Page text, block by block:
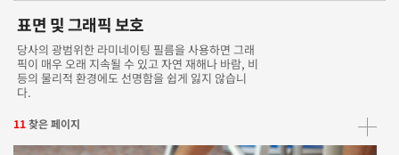
표면 및 그래픽 보호
당사의 광범위한 라미네이팅 필름을 사용하면 그래
픽이 매우 오래 지속될 수 있고 자연 재해나 바람, 비
등의 물리적 환경에도 선명함을 쉽게 잃지 않습니
다.
11찾은 페이지